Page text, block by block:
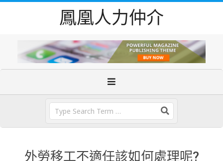
鳳凰人力仲介
外勞移工不適任該如何處理呢?